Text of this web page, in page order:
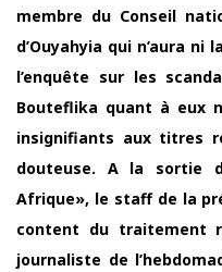
membre du Conseil
d’Ouyahyia qui n’aura
l’enquête sur les
Bouteflika quant à eux
insignifiants aux titres
douteuse. A la sortie
Afrique», le staff de la
content du traitement
journaliste de